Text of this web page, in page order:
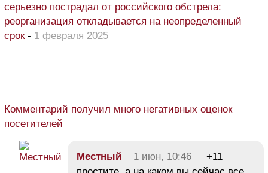
серьезно пострадал от российского обстрела:
реорганизация откладывается на неопределенный
срок- 1 февраля 2025
Комментарий получил много негативных оценок
посетителей
Местный 1 июн, 10:46
+11